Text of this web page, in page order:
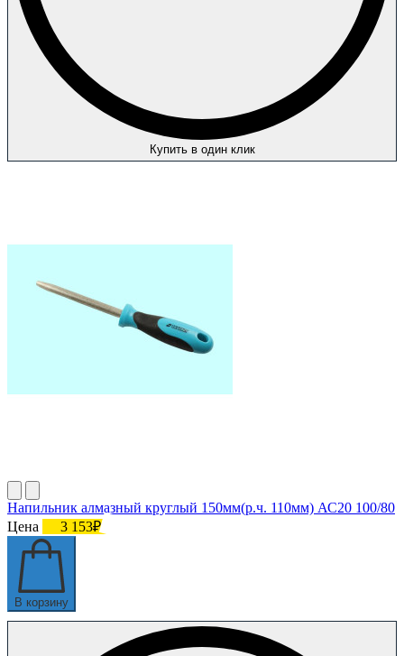
Купить в один клик
Напильник алмазный круглый 150мм(р.ч. 110мм) АС20 100/80
Цена
3 153₽
В корзину